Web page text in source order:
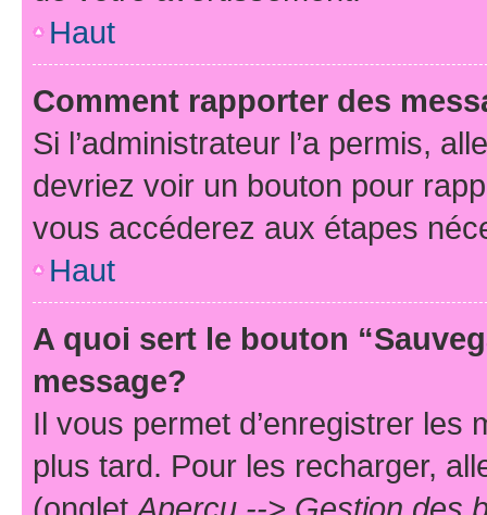
Haut
Comment rapporter des
Si l’administrateur l’a permis,
devriez voir un bouton pour
vous accéderez aux étapes
Haut
A quoi sert le bouton
message?
Il vous permet d’enregistrer
plus tard. Pour les recharger,